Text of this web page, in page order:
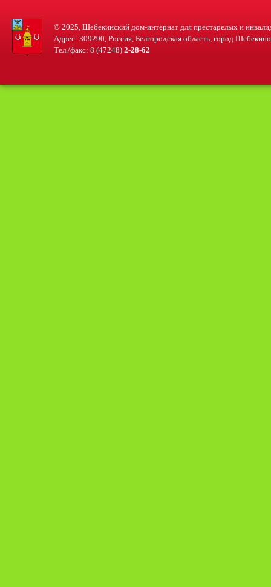
© 2025, Шебекинский дом-интернат для престарелых и
Адрес: 309290, Россия, Белгородская область, город
Тел./факс: 8 (47248) 2-28-62